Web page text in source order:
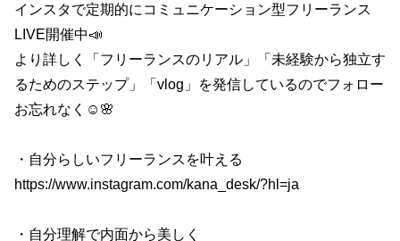
インスタで定期的にコミュニケーション型フリーランス
LIVE開催中📣
より詳しく「フリーランスのリアル」「未経験から独立す
るためのステップ」「vlog」を発信しているのでフォロー
お忘れなく☺️🌸
・自分らしいフリーランスを叶える
https://www.instagram.com/kana_desk/?hl=ja
・自分理解で内面から美しく